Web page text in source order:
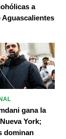
a
Aguascalientes
gana la
York;
dominan